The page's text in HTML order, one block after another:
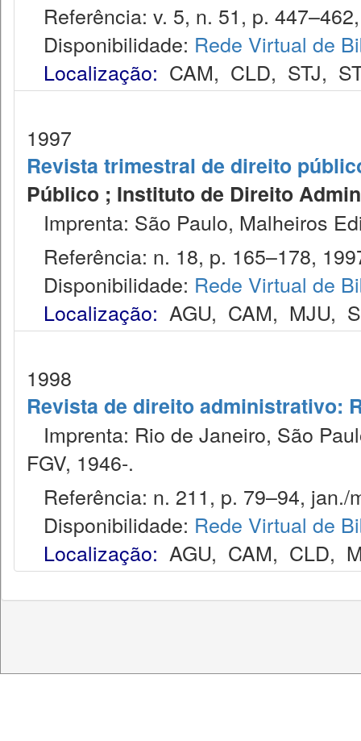
Referência: v. 5, n. 51, p.
Disponibilidade: Rede Virtual de
Localização: CAM, CLD, STJ,
1997
Revista trimestral de direito
Público ; Instituto de Direito
Imprenta: São Paulo, Malheiros
Referência: n. 18, p. 165–178,
Disponibilidade: Rede Virtual de
Localização: AGU, CAM, MJU,
1998
Revista de direito administrativo:
Imprenta: Rio de Janeiro, São
FGV, 1946-.
Referência: n. 211, p. 79–94, jan./
Disponibilidade: Rede Virtual de
Localização: AGU, CAM, CLD,